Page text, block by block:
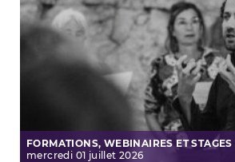
FORMATIONS, WEBINAIRES ET
mercredi 01 juillet 2026